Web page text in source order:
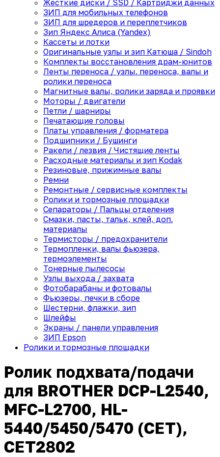
Жесткие диски / SSD / Картриджи данных
ЗИП для мобильных телефонов
ЗИП для шредеров и переплетчиков
Зип Яндекс Алиса (Yandex)
Кассеты и лотки
Оригинальные узлы и зип Катюша / Sindoh
Комплекты восстановления драм-юнитов
Ленты переноса / узлы. переноса, валы и
ролики переноса
Магнитные валы, ролики заряда и проявки
Моторы / двигатели
Петли / шарниры
Печатающие головы
Платы управления / форматера
Подшипники / Бушинги
Ракели / лезвия / Чистящие ленты
Расходные материалы и зип Kodak
Резиновые, прижимные валы
Ремни
Ремонтные / сервисные комплекты
Ролики и тормозные площадки
Сепараторы / Пальцы отделения
Смазки, пасты, тальк, клей, доп.
материалы
Термисторы / предохранители
Термопленки, валы фьюзера,
термоэлементы
Тонерные пылесосы
Узлы выхода / захвата
Фотобарабаны и фотовалы
Фьюзеры, печки в сборе
Шестерни, флажки, зип
Шлейфы
Экраны / панели управления
ЗИП Epson
Ролики и тормозные площадки
Ролик подхвата/подачи
для BROTHER DCP-L2540,
MFC-L2700, HL-
5440/5450/5470 (CET),
CET2802